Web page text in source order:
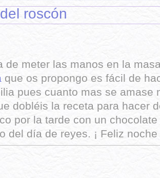
roscón
de meter las manos en la
que os propongo es fácil de
pues cuanto mas se amase
dobléis la receta para hacer
por la tarde con un
del día de reyes. ¡ Feliz noche